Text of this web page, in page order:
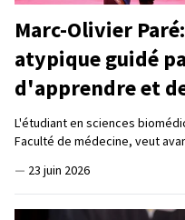
Marc-Olivier
atypique guidé
d'apprendre et
L'étudiant en sciences
Faculté de médecine, veut
— 23 juin 2026